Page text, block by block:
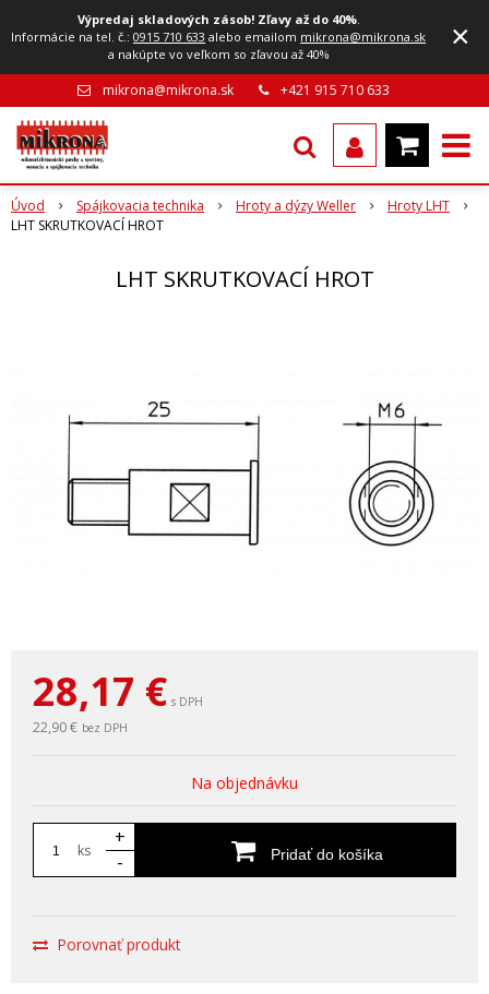
Výpredaj skladových zásob! Zľavy až do 40%.
Informácie na tel. č.:0915 710 633 alebo emailom mikrona@mikrona.sk
a nakúpte vo veľkom so zľavou až 40%
×
mikrona@mikrona.sk +421 915 710 633
Úvod Spájkovacia technika Hroty a dýzy Weller
Hroty LHT
LHT SKRUTKOVACÍ HROT
LHT SKRUTKOVACÍ HROT
28,17 € s DPH
22,90 € bez DPH
Na objednávku
ks
+
-
Pridať do košíka
Porovnať produkt